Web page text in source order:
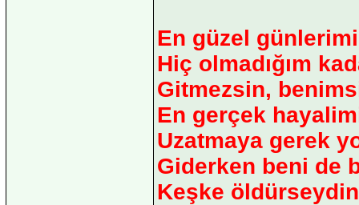
En güzel
Hiç olmadığım
Gitmezsin,
En gerçek
Uzatmaya gerek
Giderken beni de
Keşke